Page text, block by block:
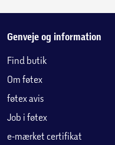
Genveje og information
Find butik
Om føtex
føtex avis
Job i føtex
e-mærket certifikat